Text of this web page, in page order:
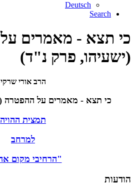
Deutsch
Search
כי תצא - מאמרים
(ישעיהו, פרק נ"ד)
הרב אורי שרקי
כי תצא - מאמרים על ההפטרה
תמצית ההויה
למרחב
"הרחיבי מקום
הודעות